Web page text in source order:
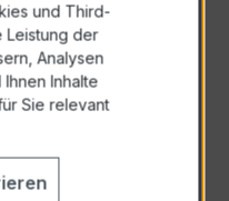
und Third-
Leistung der
Analysen
Inhalte
Sie relevant